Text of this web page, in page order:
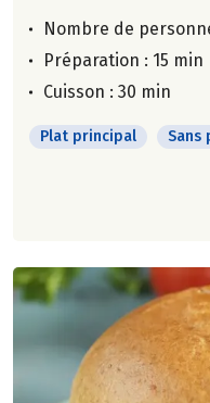
Nombre de
Préparation : 15 min
Cuisson : 30 min
Plat principal Sans